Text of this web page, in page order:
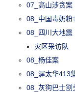
07_高山涉贪案
08_中国毒奶粉
08_四川大地震
灾区采访队
08_杨佳案
08_渥太华413
08_灰狗巴士割